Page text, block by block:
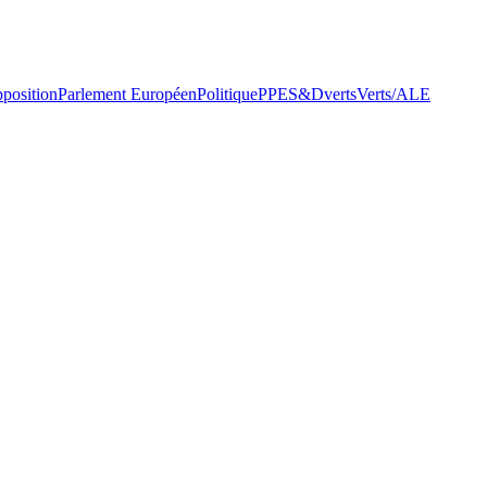
Parlement EuropéenPolitiquePPES&DvertsVerts/ALE